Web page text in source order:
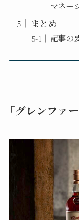
マネー
まとめ
記事の
「グレンファ